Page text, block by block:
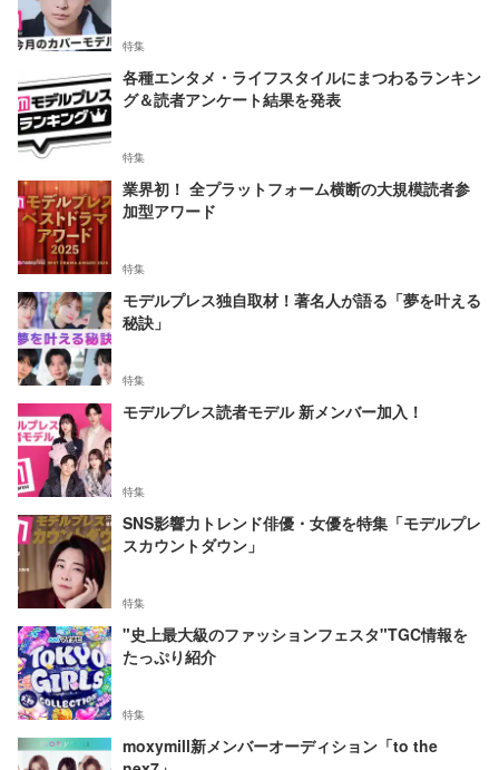
特集
各種エンタメ・ライフスタイルにまつわるランキン
グ＆読者アンケート結果を発表
特集
業界初！ 全プラットフォーム横断の大規模読者参
加型アワード
特集
モデルプレス独自取材！著名人が語る「夢を叶える
秘訣」
特集
モデルプレス読者モデル 新メンバー加入！
特集
SNS影響力トレンド俳優・女優を特集「モデルプレ
スカウントダウン」
特集
"史上最大級のファッションフェスタ"TGC情報を
たっぷり紹介
特集
moxymill新メンバーオーディション「to the